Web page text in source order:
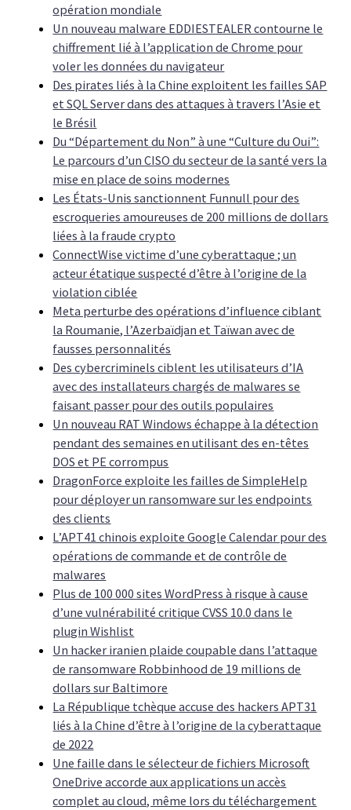
opération mondiale
Un nouveau malware EDDIESTEALER contourne le
chiffrement lié à l’application de Chrome pour
voler les données du navigateur
Des pirates liés à la Chine exploitent les failles SAP
et SQL Server dans des attaques à travers l’Asie et
le Brésil
Du “Département du Non” à une “Culture du Oui”:
Le parcours d’un CISO du secteur de la santé vers la
mise en place de soins modernes
Les États-Unis sanctionnent Funnull pour des
escroqueries amoureuses de 200 millions de dollars
liées à la fraude crypto
ConnectWise victime d’une cyberattaque ; un
acteur étatique suspecté d’être à l’origine de la
violation ciblée
Meta perturbe des opérations d’influence ciblant
la Roumanie, l’Azerbaïdjan et Taïwan avec de
fausses personnalités
Des cybercriminels ciblent les utilisateurs d’IA
avec des installateurs chargés de malwares se
faisant passer pour des outils populaires
Un nouveau RAT Windows échappe à la détection
pendant des semaines en utilisant des en-têtes
DOS et PE corrompus
DragonForce exploite les failles de SimpleHelp
pour déployer un ransomware sur les endpoints
des clients
L’APT41 chinois exploite Google Calendar pour des
opérations de commande et de contrôle de
malwares
Plus de 100 000 sites WordPress à risque à cause
d’une vulnérabilité critique CVSS 10.0 dans le
plugin Wishlist
Un hacker iranien plaide coupable dans l’attaque
de ransomware Robbinhood de 19 millions de
dollars sur Baltimore
La République tchèque accuse des hackers APT31
liés à la Chine d’être à l’origine de la cyberattaque
de 2022
Une faille dans le sélecteur de fichiers Microsoft
OneDrive accorde aux applications un accès
complet au cloud, même lors du téléchargement